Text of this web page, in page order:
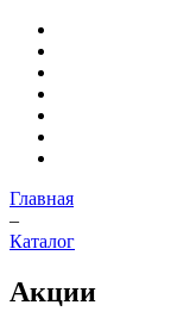
Главная
–
Каталог
Акции